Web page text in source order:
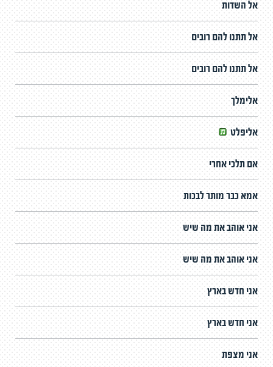
אל השדות
אל תתנו להם רובים
אל תתנו להם רובים
אלימלך
אליפלט
אם תלכי אחרי
אמא כבר מותר לבכות
אני אוהב את מה שיש
אני אוהב את מה שיש
אני חדש בארץ
אני חדש בארץ
אני מצפת